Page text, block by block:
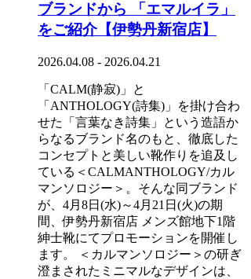
ブランドから 「エマルイラ」
をご紹介【伊勢丹新宿店】
2026.04.08 - 2026.04.21
「CALM(静寂)」と
「ANTHOLOGY(詩集)」を掛け合わ
せた「言葉なき詩集」という造語か
らなるブランド名のもと、徹底した
コンセプトと美しい靴作りを追及し
ている＜CALMANTHOLOGY/カル
マンソロジー＞。そんな同ブランド
が、4月8日(水)～4月21日(火)の期
間、伊勢丹新宿店 メンズ館地下1階
紳士靴にてプロモーションを開催し
ます。 ＜カルマンソロジー＞の研ぎ
澄まされたミニマルなデザインは、